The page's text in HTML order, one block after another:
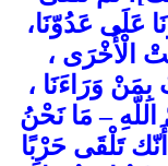
عَلَى عَدُوّنَا،
الْأُخْرَى ،
وَرَاءَنَا ،
– مَا نَحْنُ
تَلْقَى حَرْبًا